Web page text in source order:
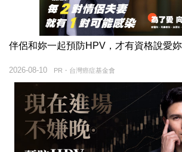
伴侶和妳一起預防HPV，才有資格說愛妳
PR・台灣癌症基金會
2026-08-10